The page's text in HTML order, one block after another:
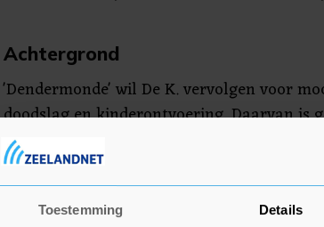
Toestemming Details
Achtergrond
'Dendermonde' wil De K. vervolgen voor
doodslag en kinderontvoering. Daarvan is
stipte Yap tijdens de zitting aan. De K. "heeft
andere lezing over", is het enige wat de
na afloop over wilde zeggen. Yap heeft
het Nederlandse onderzoek toe te voegen